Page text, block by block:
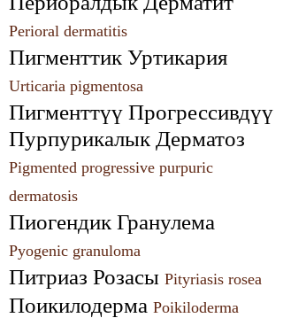
Perioral dermatitis
Urticaria pigmentosa
Пигменттүү Прогрессивдүү
Pigmented progressive purpuric
dermatosis
Pyogenic granuloma
Питриаз Розасы Pityriasis rosea
Поикилодерма Poikiloderma